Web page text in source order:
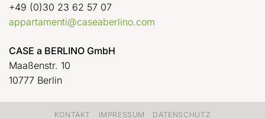
+49 (0)30 23 62 57 07
appartamenti@caseaberlino.com
CASE a BERLINO GmbH
Maaßenstr. 10
10777 Berlin
KONTAKT IMPRESSUM DATENSCHUTZ